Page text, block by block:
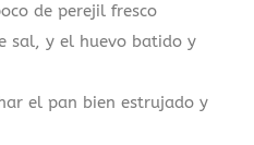
de perejil fresco
sal, y el huevo batido y
el pan bien estrujado y